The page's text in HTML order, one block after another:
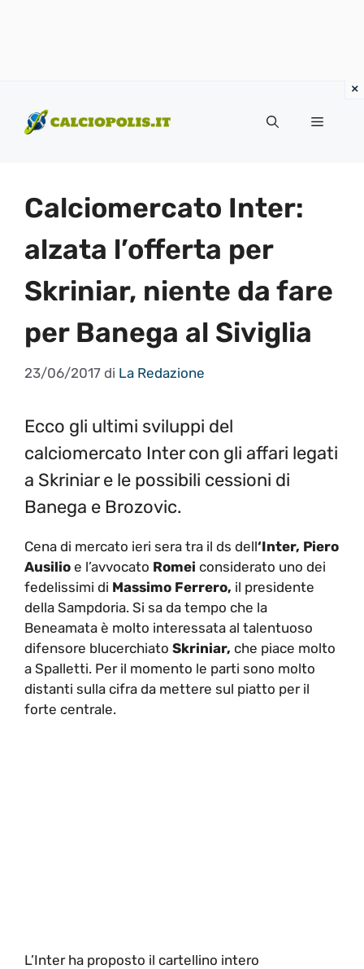
contenuto
Menu
Calciomercato Inter:
alzata l’offerta per
Skriniar, niente da fare
per Banega al Siviglia
23/06/2017 di La Redazione
Ecco gli ultimi sviluppi del
calciomercato Inter con gli affari legati
a Skriniar e le possibili cessioni di
Banega e Brozovic.
Cena di mercato ieri sera tra il ds dell‘Inter, Piero
Ausilio e l’avvocato Romei considerato uno dei
fedelissimi di Massimo Ferrero, il presidente
della Sampdoria. Si sa da tempo che la
Beneamata è molto interessata al talentuoso
difensore blucerchiato Skriniar, che piace molto
a Spalletti. Per il momento le parti sono molto
distanti sulla cifra da mettere sul piatto per il
forte centrale.
L’Inter ha proposto il cartellino intero